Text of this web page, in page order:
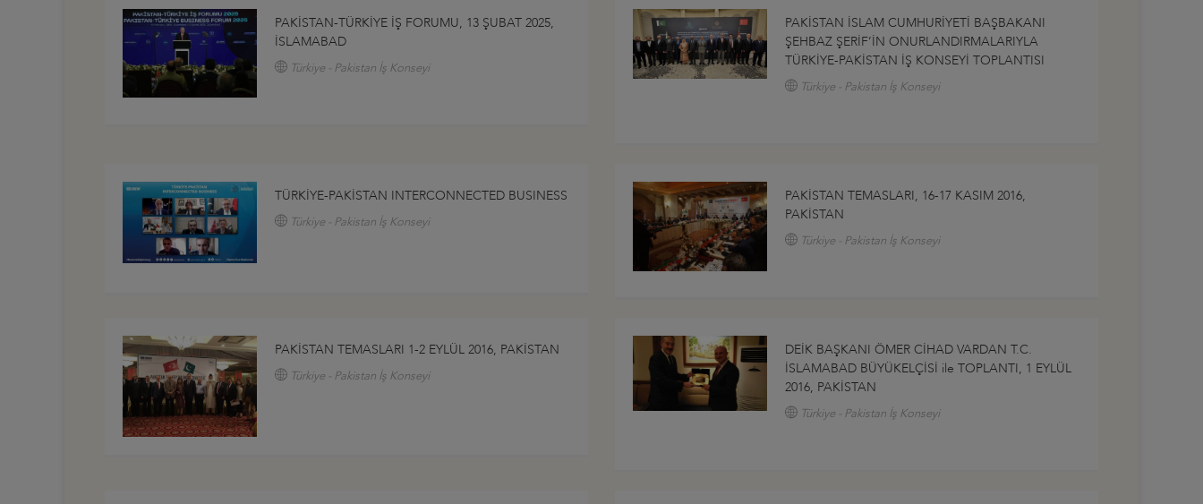
PAKİSTAN-TÜRKİYE İŞ FORUMU, 13 ŞUBAT 2025,
İSLAMABAD
Türkiye - Pakistan İş Konseyi
PAKİSTAN İSLAM CUMHURİYETİ BAŞBAKANI
ŞEHBAZ ŞERİF’İN ONURLANDIRMALARIYLA
TÜRKİYE-PAKİSTAN İŞ KONSEYİ TOPLANTISI
Türkiye - Pakistan İş Konseyi
TÜRKİYE-PAKİSTAN INTERCONNECTED BUSINESS
Türkiye - Pakistan İş Konseyi
PAKİSTAN TEMASLARI, 16-17 KASIM 2016,
PAKİSTAN
Türkiye - Pakistan İş Konseyi
PAKİSTAN TEMASLARI 1-2 EYLÜL 2016, PAKİSTAN
Türkiye - Pakistan İş Konseyi
DEİK BAŞKANI ÖMER CİHAD VARDAN T.C.
İSLAMABAD BÜYÜKELÇİSİ ile TOPLANTI, 1 EYLÜL
2016, PAKİSTAN
Türkiye - Pakistan İş Konseyi